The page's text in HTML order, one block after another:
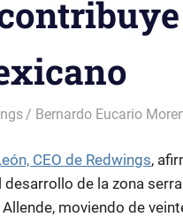
Bernardo Eucario
CEO de Redwings,
de la zona
moviendo de